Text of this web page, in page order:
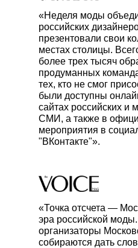
«Неделя моды
российских
презентовали свои
местах столицы.
более трех тысяч
продуманных
тех, кто не смог
были доступны
сайтах российских и
СМИ, а также в
мероприятия в
"ВКонтакте"».
«Точка отсчета —
эра российской
организаторы
собираются дать